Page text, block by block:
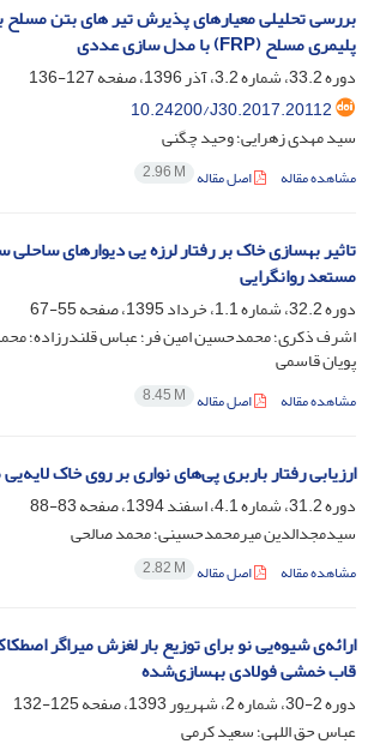
بررسی تحلیلی معیارهای پذیرش تیر های بتن مسلح
پلیمری مسلح (FRP) با مدل سازی عددی
دوره 33.2، شماره 3.2، آذر 1396، صفحه
127-136
10.24200/J30.2017.20112
سید مهدی زهرایی؛ وحید چگنی
مشاهده مقاله اصل مقاله 2.96 M
تاثیر بهسازی خاک بر رفتار لرزه یی دیوارهای
مستعد روانگرایی
دوره 32.2، شماره 1.1، خرداد 1395، صفحه
55-67
اشرف ذکری؛ محمدحسین امین فر؛ عباس قلندرزاده؛
پویان قاسمی
مشاهده مقاله اصل مقاله 8.45 M
ارزیابی رفتار باربری پی‌های نواری بر روی خاک
دوره 31.2، شماره 4.1، اسفند 1394، صفحه
83-88
سیدمجدالدین میرمحمدحسینی؛ محمد صالحی
مشاهده مقاله اصل مقاله 2.82 M
قاب خمشی فولادی بهسازی‌شده
دوره 2-30، شماره 2، شهریور 1393، صفحه
125-132
عباس حق اللهی؛ سعید کرمی